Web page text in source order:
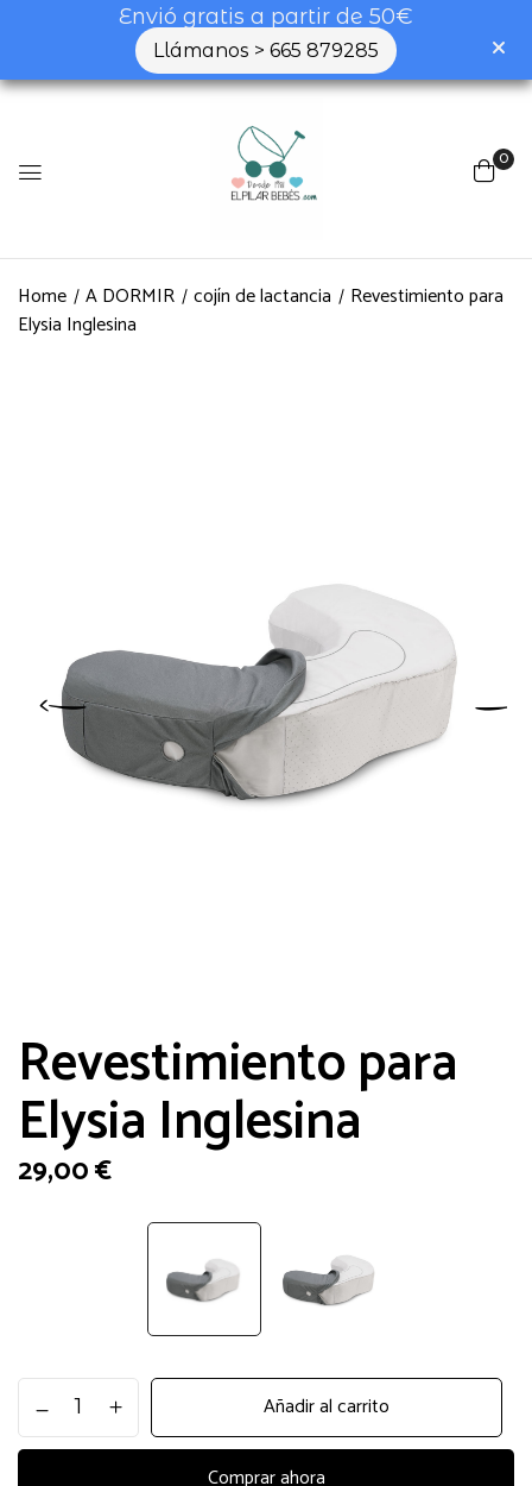
Envió gratis a partir de 50€
Llámanos > 665 879285
0
Home A DORMIR cojín de lactancia
Revestimiento para
Elysia Inglesina
Revestimiento para
Elysia Inglesina
29,00€
para
Elysia
Añadir al carrito
Comprar ahora